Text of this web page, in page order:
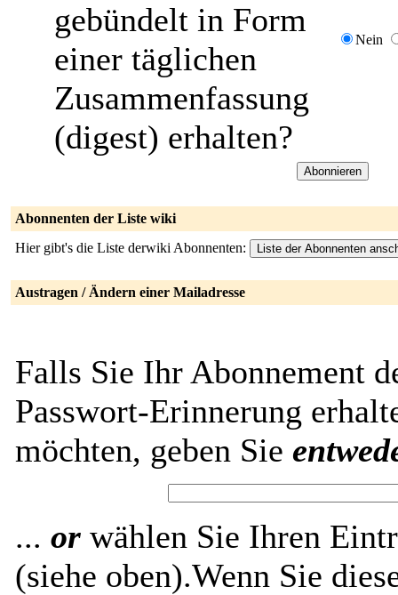
gebündelt in Form
einer täglichen
Zusammenfassung
(digest) erhalten?
Nein
Abonnenten der Liste wiki
Hier gibt's die Liste derwiki Abonnenten:
Austragen / Ändern einer Mailadresse
Falls Sie Ihr Abonnement
Passwort-Erinnerung
möchten, geben Sie
... or wählen Sie Ihren
(siehe oben).Wenn Sie